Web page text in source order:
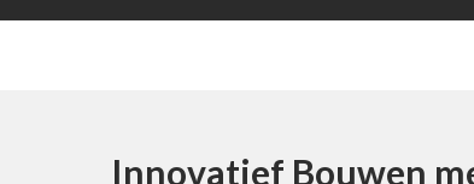
Innovatief Bouwen